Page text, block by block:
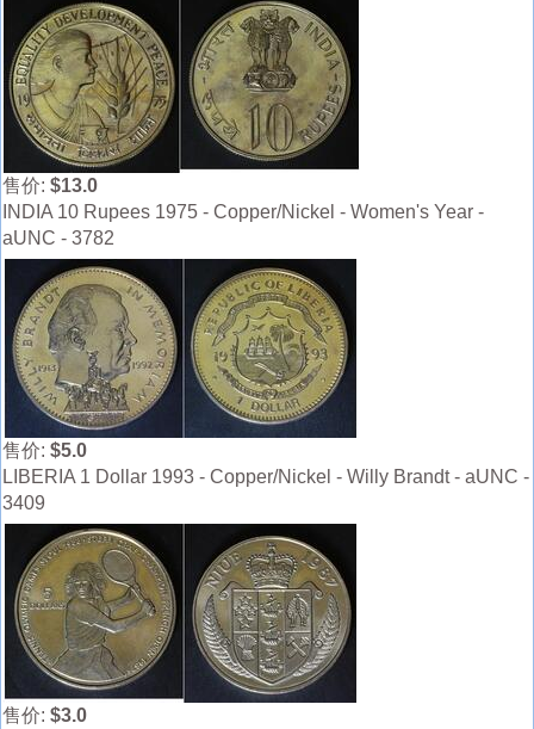
售价: $13.0
INDIA 10 Rupees 1975 - Copper/Nickel - Women's Year -
aUNC - 3782
售价: $5.0
LIBERIA 1 Dollar 1993 - Copper/Nickel - Willy Brandt - aUNC -
3409
售价: $3.0